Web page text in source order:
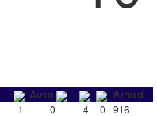
Αυτο
Λεπτά
1 0 4 0 916